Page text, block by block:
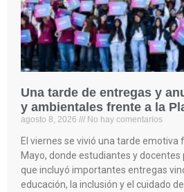
Una tarde de entregas y
y ambientales frente a la
agosto 8, 2026 No hay comentarios
El viernes se vivió una tarde emotiva
Mayo, donde estudiantes y
que incluyó importantes entregas
educación, la inclusión y el cuidado